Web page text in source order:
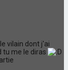
vilain dont j'ai
tu me le diras